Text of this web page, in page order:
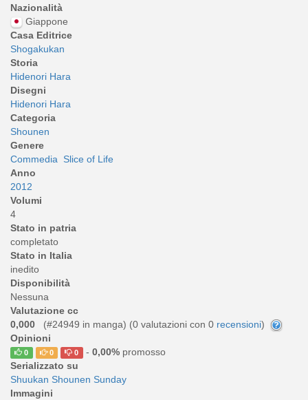
Nazionalità
Giappone
Casa Editrice
Shogakukan
Storia
Hidenori Hara
Disegni
Hidenori Hara
Categoria
Shounen
Genere
Commedia
Slice of Life
Anno
2012
Volumi
4
Stato in patria
completato
Stato in Italia
inedito
Disponibilità
Nessuna
Valutazione cc
0,000
(#24949 in manga) (0 valutazioni con 0 recensioni)
Opinioni
0 0 0 - 0,00%promosso
Serializzato su
Shuukan Shounen Sunday
Immagini